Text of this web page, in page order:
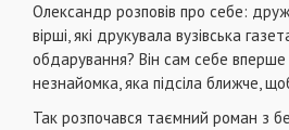
Олександр розповів про себе:
вірші, які друкувала вузівська
обдарування? Він сам себе вперше
незнайомка, яка підсіла ближче,
Так розпочався таємний роман з